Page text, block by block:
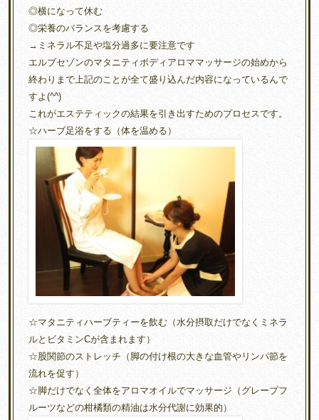
◎横になって休む
◎栄養のバランスを考慮する
→ミネラル不足や塩分過多に要注意です
エルブセゾンのマタニティボディアロママッサージの始めから
終わりまで上記のことが全て盛り込んだ内容になっているんで
すよ(^^)
これがエステティックの結果を引き出すためのプロセスです。
☆ハーブ足浴をする（体を温める）
☆マタニティハーブティーを飲む（水分摂取だけでなくミネラ
ルとビタミンCが含まれます）
☆股関節のストレッチ（脚の付け根の大きな血管やリンパ節を
流れを促す）
☆脚だけでなく全体をアロマオイルでマッサージ（グレープフ
ルーツなどの柑橘類の精油は水分代謝に効果的）